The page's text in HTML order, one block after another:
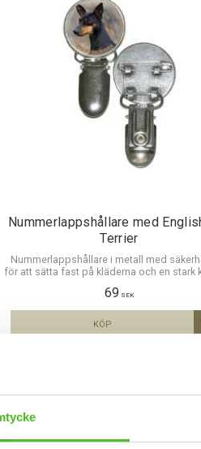
Nummerlappshållare med
Terrier
Nummerlappshållare i metall med
för att sätta fast på kläderna och en stark
och laminerad för att vara hållbar och
uttryck av djup i bilden.
69 SEK
KÖP